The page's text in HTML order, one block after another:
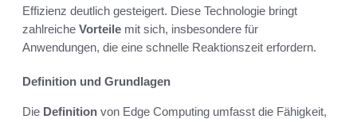
Effizienz deutlich gesteigert. Diese Technologie bringt
zahlreiche Vorteile mit sich, insbesondere für
Anwendungen, die eine schnelle Reaktionszeit erfordern.
Definition und Grundlagen
Die Definition von Edge Computing umfasst die Fähigkeit,